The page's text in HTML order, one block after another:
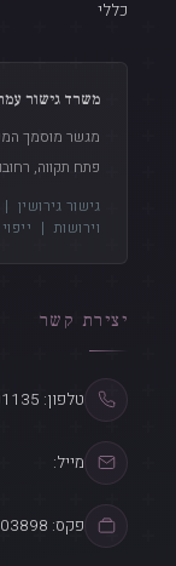
כללי
משרד גישור
מגשר מוסמך
פתח תקווה,
גישור גירושין |
וירושות |
יצירת קשר
טלפון: 051-5501135
מייל:
פקס: 077-4703898